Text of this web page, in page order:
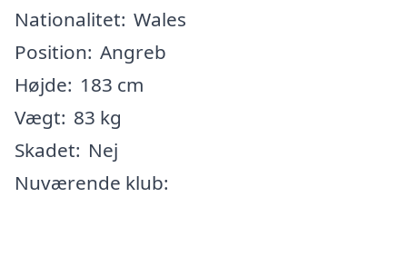
Nationalitet: Wales
Position: Angreb
Højde: 183 cm
Vægt: 83 kg
Skadet: Nej
Nuværende klub: